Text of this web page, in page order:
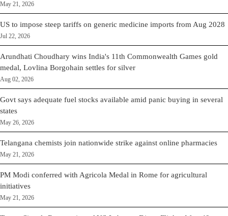
May 21, 2026
US to impose steep tariffs on generic medicine imports from Aug 2028
Jul 22, 2026
Arundhati Choudhary wins India's 11th Commonwealth Games gold
medal, Lovlina Borgohain settles for silver
Aug 02, 2026
Govt says adequate fuel stocks available amid panic buying in several
states
May 26, 2026
Telangana chemists join nationwide strike against online pharmacies
May 21, 2026
PM Modi conferred with Agricola Medal in Rome for agricultural
initiatives
May 21, 2026